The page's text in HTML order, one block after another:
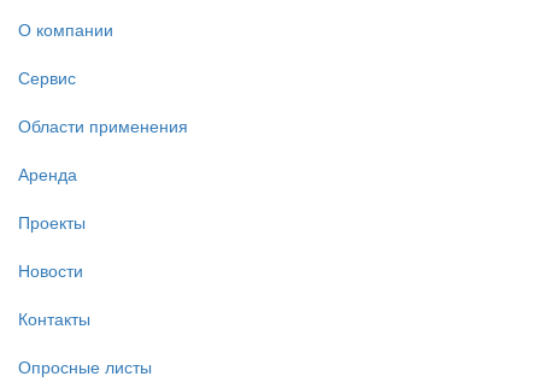
О компании
Сервис
Области применения
Аренда
Проекты
Новости
Контакты
Опросные листы